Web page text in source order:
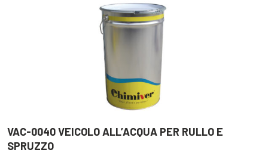
VAC-0040 VEICOLO ALL’ACQUA PER RULLO E
SPRUZZO